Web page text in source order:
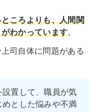
ころよりも、人間関
わかっています。
司自体に問題がある
置して、職員が気
とした悩みや不満